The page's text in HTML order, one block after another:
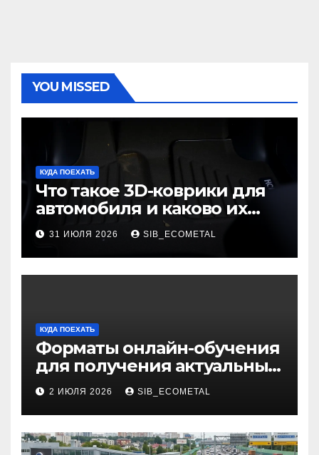
YOU MISSED
КУДА ПОЕХАТЬ
Что такое 3D-коврики для
автомобиля и каково их
основное назначение
31 ИЮЛЯ 2026 SIB_ECOMETAL
КУДА ПОЕХАТЬ
Форматы онлайн-обучения
для получения актуальных
профессий
2 ИЮЛЯ 2026 SIB_ECOMETAL